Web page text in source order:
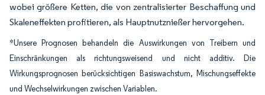
wobei größere Ketten, die von zentralisierter Beschaffung und
Skaleneffekten profitieren, als Hauptnutznießer hervorgehen.
*Unsere Prognosen behandeln die Auswirkungen von Treibern und
Einschränkungen als richtungsweisend und nicht additiv. Die
Wirkungsprognosen berücksichtigen Basiswachstum, Mischungseffekte
und Wechselwirkungen zwischen Variablen.